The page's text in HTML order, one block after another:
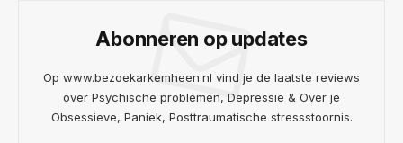
Abonneren op updates
Op www.bezoekarkemheen.nl vind je de laatste reviews
over Psychische problemen, Depressie & Over je
Obsessieve, Paniek, Posttraumatische stressstoornis.